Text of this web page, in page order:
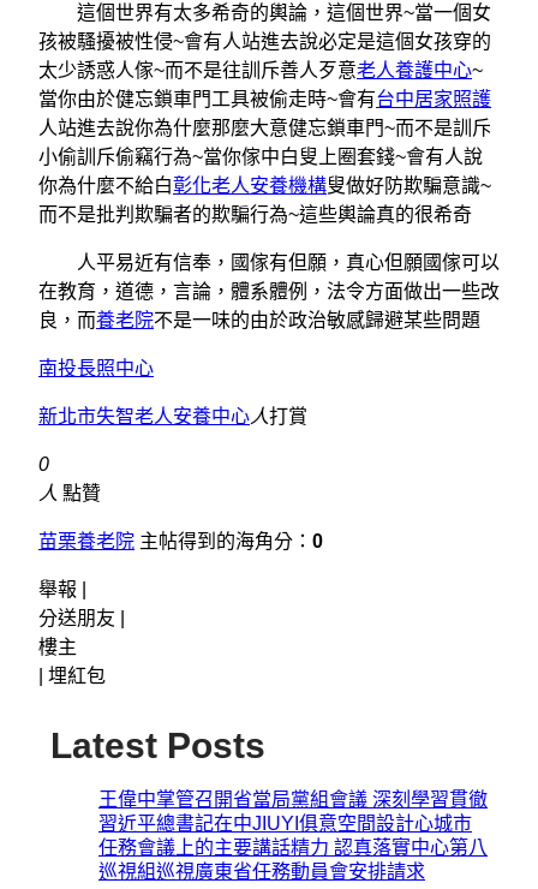
這個世界有太多希奇的輿論，這個世界~當一個女
孩被騷擾被性侵~會有人站進去說必定是這個女孩穿的
太少誘惑人傢~而不是往訓斥善人歹意老人養護中心~
當你由於健忘鎖車門工具被偷走時~會有台中居家照護
人站進去說你為什麼那麼大意健忘鎖車門~而不是訓斥
小偷訓斥偷竊行為~當你傢中白叟上圈套錢~會有人說
你為什麼不給白彰化老人安養機構叟做好防欺騙意識~
而不是批判欺騙者的欺騙行為~這些輿論真的很希奇
人平易近有信奉，國傢有但願，真心但願國傢可以
在教育，道德，言論，體系體例，法令方面做出一些改
良，而養老院不是一味的由於政治敏感歸避某些問題
南投長照中心
新北市失智老人安養中心人打賞
0
人 點贊
苗栗養老院 主帖得到的海角分： 0
舉報 |
分送朋友 |
樓主
埋紅包
Latest Posts
王偉中掌管召開省當局黨組會議 深刻學習貫徹
習近平總書記在中JIUYI俱意空間設計心城市
任務會議上的主要講話精力 認真落實中心第八
巡視組巡視廣東省任務動員會安排請求